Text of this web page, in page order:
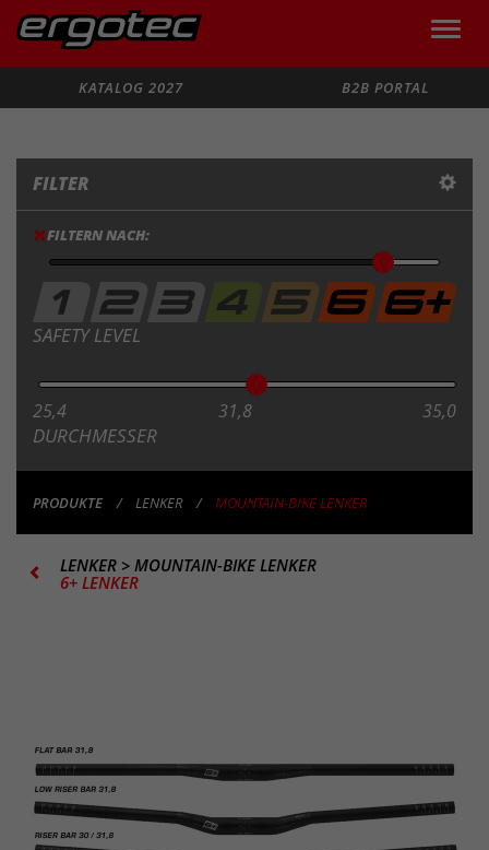
Toggle
KATALOG 2027
B2B PORTAL
FILTER
FILTERN NACH:
SAFETY LEVEL
25,4 31,8 35,0
DURCHMESSER
PRODUKTE LENKER MOUNTAIN-BIKE LENKER
LENKER > MOUNTAIN-BIKE LENKER
6+ LENKER